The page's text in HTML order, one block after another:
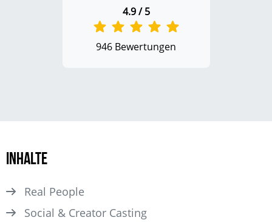
4.9 / 5
946 Bewertungen
Inhalte
Real People
Social & Creator Casting